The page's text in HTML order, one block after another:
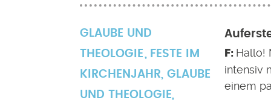
GLAUBE UND
THEOLOGIE
FESTE IM
KIRCHENJAHR, GLAUBE
UND THEOLOGIE,
Hallo!
intensiv
einem